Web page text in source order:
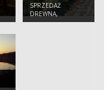
SPRZEDAŻ
DREWNA,
CHOINEK I